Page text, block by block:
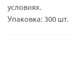
условиях.
Упаковка: 300 шт.